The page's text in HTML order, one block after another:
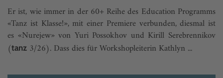
Er ist, wie immer in der 60+ Reihe des Education Programms
«Tanz ist Klasse!», mit einer Premiere verbunden, diesmal ist
es «Nurejew» von Yuri Possokhov und Kirill Serebrennikov
(tanz 3/26). Dass dies für Workshopleiterin Kathlyn ...